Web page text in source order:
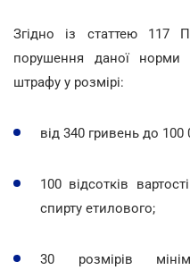
Згідно із статтею 117
порушення даної норми
штрафу у розмірі:
від 340 гривень до 100
100 відсотків
спирту етилового;
30 розмірів